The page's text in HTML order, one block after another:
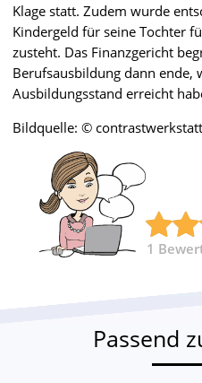
Klage statt. Zudem wurde
Kindergeld für seine Tochter
zusteht. Das Finanzgericht
Berufsausbildung dann ende,
Ausbildungsstand erreicht
Bildquelle: ©
1
Passend